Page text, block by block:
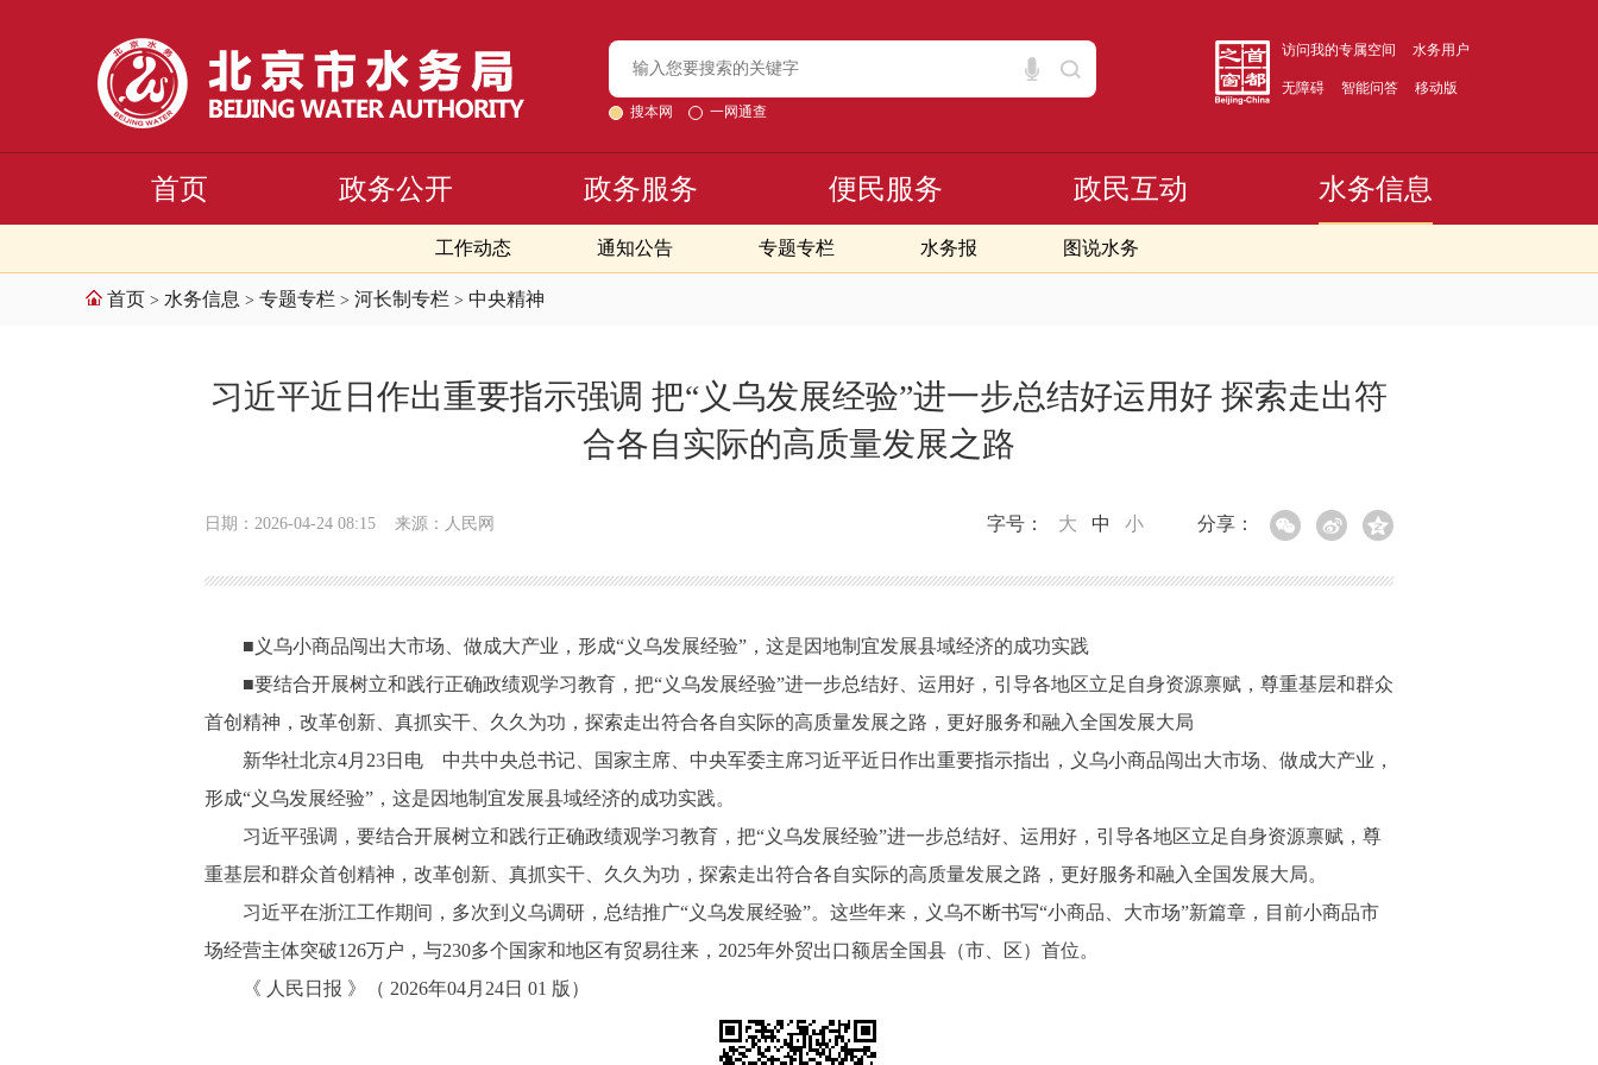
搜本网 一网通查
访问我的专属空间 水务用户
无障碍 智能问答 移动版
首页 政务公开 政务服务 便民服务 政民互动 水务信息
工作动态 通知公告 专题专栏 水务报 图说水务
首页 > 水务信息 > 专题专栏 > 河长制专栏 > 中央精神
习近平近日作出重要指示强调 把“义乌发展经验”进一步总结好运用好 探索走出符
合各自实际的高质量发展之路
日期：2026-04-24 08:15 来源：人民网 分享：
字号： 大 中 小
■义乌小商品闯出大市场、做成大产业，形成“义乌发展经验”，这是因地制宜发展县域经济的成功实践
■要结合开展树立和践行正确政绩观学习教育，把“义乌发展经验”进一步总结好、运用好，引导各地区立足自身资源禀赋，尊重基层和群众
首创精神，改革创新、真抓实干、久久为功，探索走出符合各自实际的高质量发展之路，更好服务和融入全国发展大局
新华社北京4月23日电 中共中央总书记、国家主席、中央军委主席习近平近日作出重要指示指出，义乌小商品闯出大市场、做成大产业，
形成“义乌发展经验”，这是因地制宜发展县域经济的成功实践。
习近平强调，要结合开展树立和践行正确政绩观学习教育，把“义乌发展经验”进一步总结好、运用好，引导各地区立足自身资源禀赋，尊
重基层和群众首创精神，改革创新、真抓实干、久久为功，探索走出符合各自实际的高质量发展之路，更好服务和融入全国发展大局。
习近平在浙江工作期间，多次到义乌调研，总结推广“义乌发展经验”。这些年来，义乌不断书写“小商品、大市场”新篇章，目前小商品市
场经营主体突破126万户，与230多个国家和地区有贸易往来，2025年外贸出口额居全国县（市、区）首位。
《 人民日报 》（ 2026年04月24日 01 版）